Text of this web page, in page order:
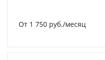
От 1 750 руб./месяц